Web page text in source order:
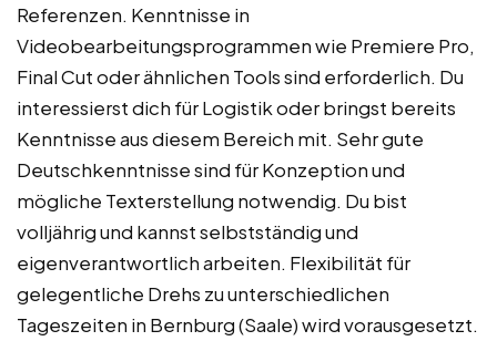
Referenzen. Kenntnisse in
Videobearbeitungsprogrammen wie Premiere Pro,
Final Cut oder ähnlichen Tools sind erforderlich. Du
interessierst dich für Logistik oder bringst bereits
Kenntnisse aus diesem Bereich mit. Sehr gute
Deutschkenntnisse sind für Konzeption und
mögliche Texterstellung notwendig. Du bist
volljährig und kannst selbstständig und
eigenverantwortlich arbeiten. Flexibilität für
gelegentliche Drehs zu unterschiedlichen
Tageszeiten in Bernburg (Saale) wird vorausgesetzt.